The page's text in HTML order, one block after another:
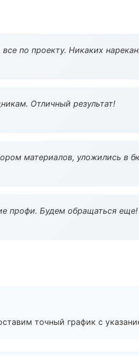
по проекту. Никаких
Отличный результат!
материалов, уложились в
профи. Будем обращаться еще!
точный график с